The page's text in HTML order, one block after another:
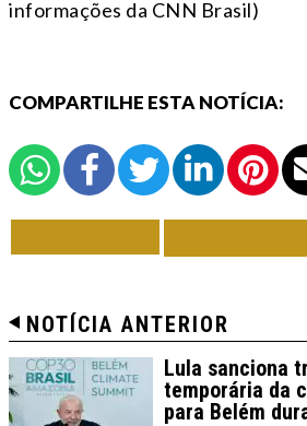
informações da CNN Brasil)
COMPARTILHE ESTA NOTÍCIA:
NOTÍCIA ANTERIOR
Lula sanciona
temporária da
para Belém